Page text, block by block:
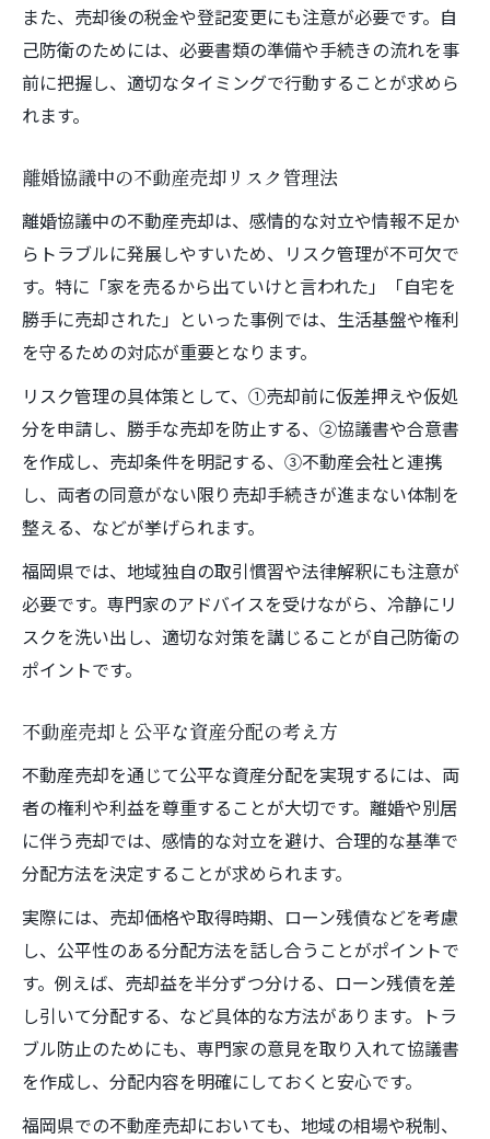
また、売却後の税金や登記変更にも注意が必要です。自
己防衛のためには、必要書類の準備や手続きの流れを事
前に把握し、適切なタイミングで行動することが求めら
れます。
離婚協議中の不動産売却リスク管理法
離婚協議中の不動産売却は、感情的な対立や情報不足か
らトラブルに発展しやすいため、リスク管理が不可欠で
す。特に「家を売るから出ていけと言われた」「自宅を
勝手に売却された」といった事例では、生活基盤や権利
を守るための対応が重要となります。
リスク管理の具体策として、①売却前に仮差押えや仮処
分を申請し、勝手な売却を防止する、②協議書や合意書
を作成し、売却条件を明記する、③不動産会社と連携
し、両者の同意がない限り売却手続きが進まない体制を
整える、などが挙げられます。
福岡県では、地域独自の取引慣習や法律解釈にも注意が
必要です。専門家のアドバイスを受けながら、冷静にリ
スクを洗い出し、適切な対策を講じることが自己防衛の
ポイントです。
不動産売却と公平な資産分配の考え方
不動産売却を通じて公平な資産分配を実現するには、両
者の権利や利益を尊重することが大切です。離婚や別居
に伴う売却では、感情的な対立を避け、合理的な基準で
分配方法を決定することが求められます。
実際には、売却価格や取得時期、ローン残債などを考慮
し、公平性のある分配方法を話し合うことがポイントで
す。例えば、売却益を半分ずつ分ける、ローン残債を差
し引いて分配する、など具体的な方法があります。トラ
ブル防止のためにも、専門家の意見を取り入れて協議書
を作成し、分配内容を明確にしておくと安心です。
福岡県での不動産売却においても、地域の相場や税制、